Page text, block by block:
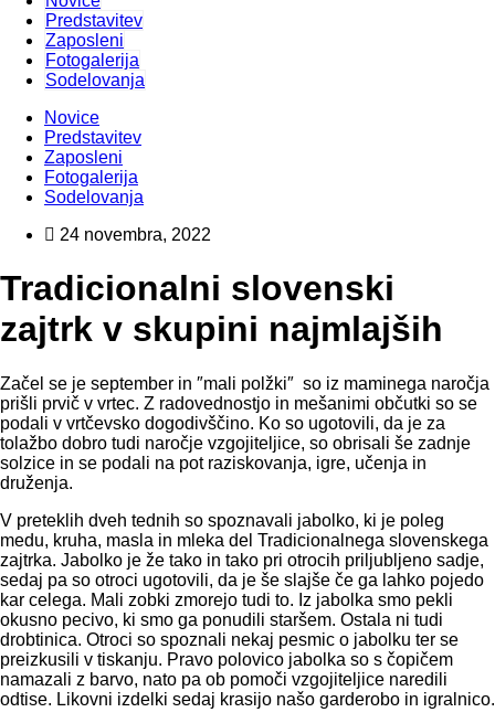
Predstavitev
Zaposleni
Fotogalerija
Sodelovanja
Novice
Predstavitev
Zaposleni
Fotogalerija
Sodelovanja
24 novembra, 2022
Tradicionalni slovenski
zajtrk v skupini najmlajših
Začel se je september in ″mali polžki″ so iz maminega naročja
prišli prvič v vrtec. Z radovednostjo in mešanimi občutki so se
podali v vrtčevsko dogodivščino. Ko so ugotovili, da je za
tolažbo dobro tudi naročje vzgojiteljice, so obrisali še zadnje
solzice in se podali na pot raziskovanja, igre, učenja in
druženja.
V preteklih dveh tednih so spoznavali jabolko, ki je poleg
medu, kruha, masla in mleka del Tradicionalnega slovenskega
zajtrka. Jabolko je že tako in tako pri otrocih priljubljeno sadje,
sedaj pa so otroci ugotovili, da je še slajše če ga lahko pojedo
kar celega. Mali zobki zmorejo tudi to. Iz jabolka smo pekli
okusno pecivo, ki smo ga ponudili staršem. Ostala ni tudi
drobtinica. Otroci so spoznali nekaj pesmic o jabolku ter se
preizkusili v tiskanju. Pravo polovico jabolka so s čopičem
namazali z barvo, nato pa ob pomoči vzgojiteljice naredili
odtise. Likovni izdelki sedaj krasijo našo garderobo in igralnico.